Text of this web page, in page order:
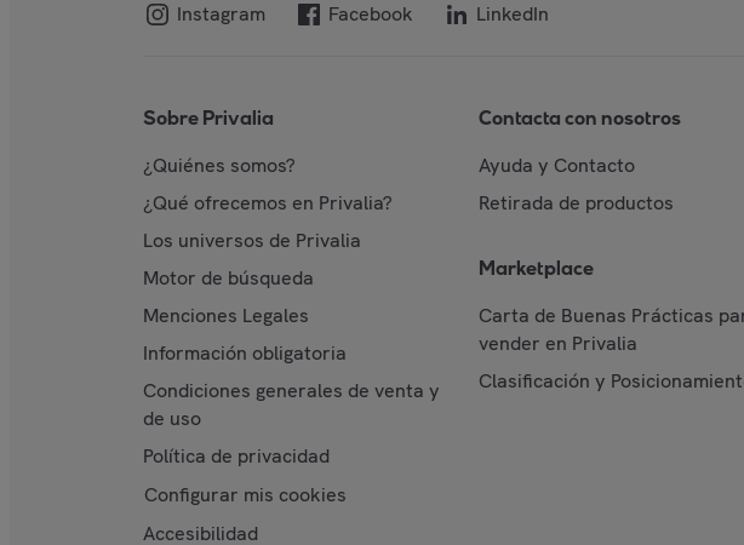
Instagram Facebook LinkedIn
Sobre Privalia
¿Quiénes somos?
¿Qué ofrecemos en Privalia?
Los universos de Privalia
Motor de búsqueda
Menciones Legales
Información obligatoria
Condiciones generales de venta y
de uso
Política de privacidad
Configurar mis cookies
Accesibilidad
Contacta con nosotros
Ayuda y Contacto
Retirada de productos
Marketplace
Carta de Buenas Prácticas
vender en Privalia
Clasificación y